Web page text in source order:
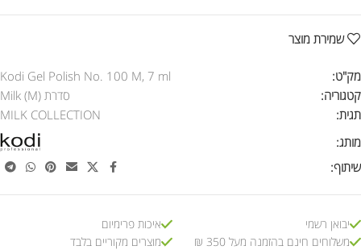
שמירת מוצר
מק"ט:
Kodi Gel Polish No. 100 M, 7 ml
קטגוריה:
סדרת Milk (M)
תגית:
MILK COLLECTION
מותג:
שיתוף:
יבואן רשמי
משלוחים חינם בהזמנה מעל 350 ₪
איכות פרימיום
מוצרים מקוריים בלבד